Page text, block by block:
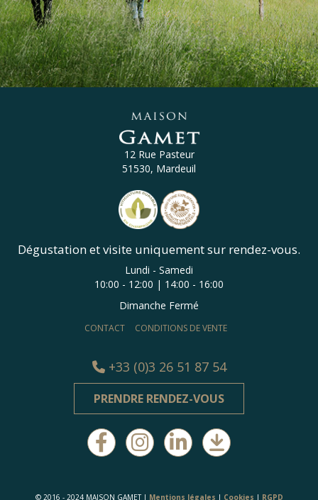
12 Rue Pasteur
51530, Mardeuil
Dégustation et visite uniquement sur rendez-vous.
Lundi - Samedi
10:00 - 12:00 | 14:00 - 16:00
Dimanche Fermé
CONTACT CONDITIONS DE VENTE
+33 (0)3 26 51 87 54
PRENDRE RENDEZ-VOUS
© 2016 - 2024 MAISON GAMET | Mentions légales | Cookies | RGPD